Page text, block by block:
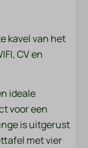
kavel van het
CV en
ideale
voor een
is uitgerust
met vier